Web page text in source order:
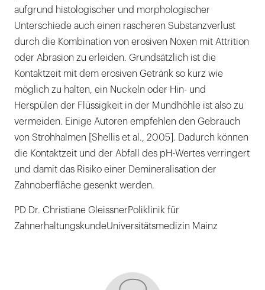
aufgrund histologischer und morphologischer
Unterschiede auch einen rascheren Substanzverlust
durch die Kombination von erosiven Noxen mit Attrition
oder Abrasion zu erleiden. Grundsätzlich ist die
Kontaktzeit mit dem erosiven Getränk so kurz wie
möglich zu halten, ein Nuckeln oder Hin- und
Herspülen der Flüssigkeit in der Mundhöhle ist also zu
vermeiden. Einige Autoren empfehlen den Gebrauch
von Strohhalmen [Shellis et al., 2005]. Dadurch können
die Kontaktzeit und der Abfall des pH-Wertes verringert
und damit das Risiko einer Demineralisation der
Zahnoberfläche gesenkt werden.
PD Dr. Christiane GleissnerPoliklinik für
ZahnerhaltungskundeUniversitätsmedizin Mainz